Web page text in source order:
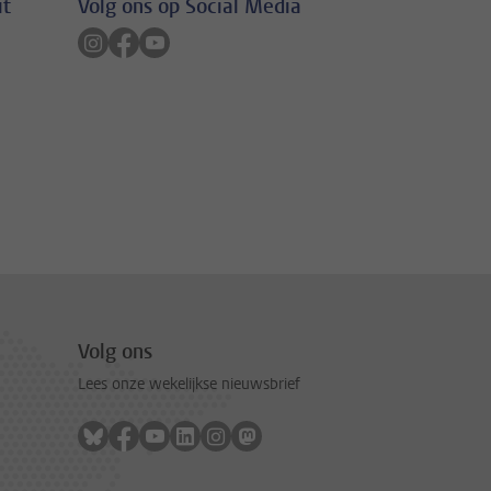
Volg ons op Social Media
Volg ons op instagram
Volg ons op facebook
Volg ons op youtube
Volg ons
Lees onze wekelijkse nieuwsbrief
Volg ons op bluesky
Volg ons op facebook
Volg ons op youtube
Volg ons op linkedin
Volg ons op instagram
Volg ons op mastodon